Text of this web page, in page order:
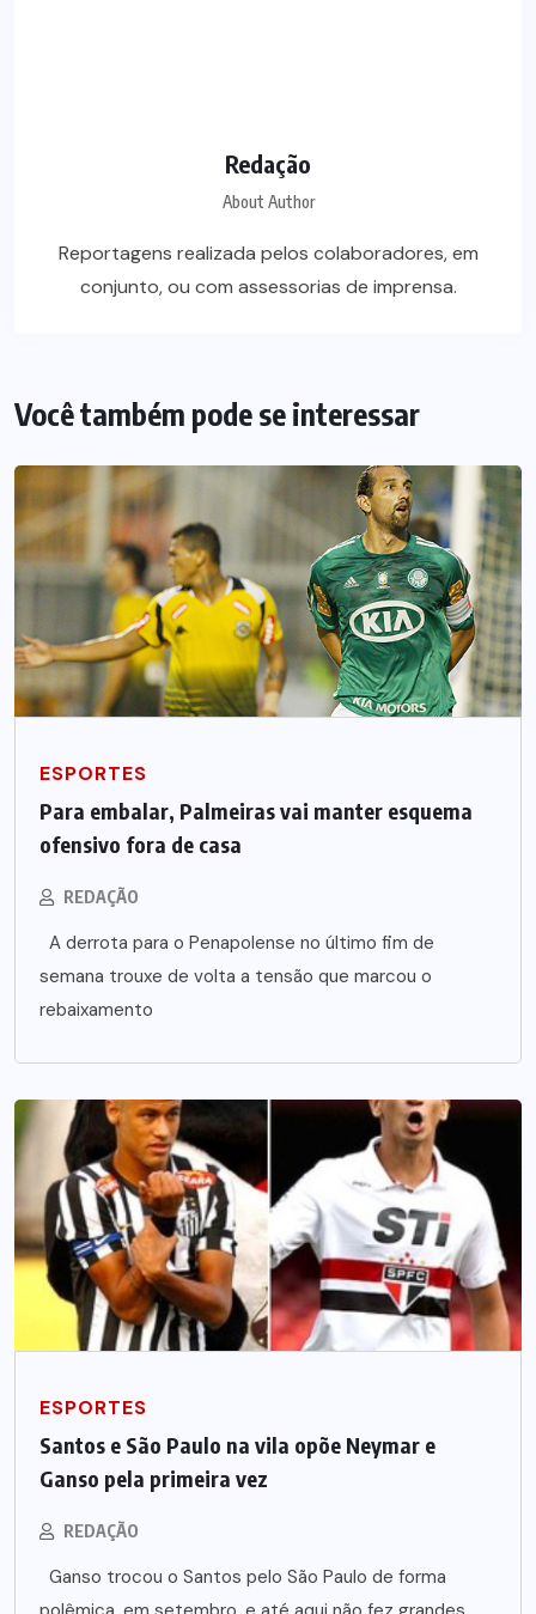
Redação
About Author
Reportagens realizada pelos colaboradores, em
conjunto, ou com assessorias de imprensa.
Você também pode se interessar
ESPORTES
Para embalar, Palmeiras vai manter esquema
ofensivo fora de casa
REDAÇÃO
A derrota para o Penapolense no último fim de
semana trouxe de volta a tensão que marcou o
rebaixamento
ESPORTES
Santos e São Paulo na vila opõe Neymar e
Ganso pela primeira vez
REDAÇÃO
Ganso trocou o Santos pelo São Paulo de forma